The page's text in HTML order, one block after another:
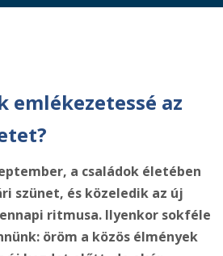
emlékezetessé az
a családok életében
szünet, és közeledik az új
ritmusa. Ilyenkor sokféle
öröm a közös élmények